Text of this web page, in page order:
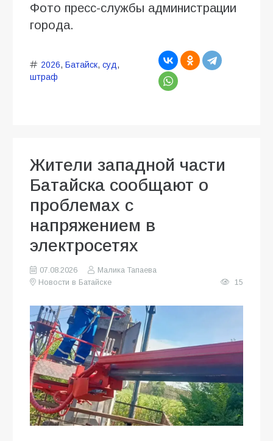
Фото пресс-службы администрации
города.
2026, Батайск, суд,
штраф
Жители западной части
Батайска сообщают о
проблемах с
напряжением в
электросетях
07.08.2026
Малика Тапаева
Новости в Батайске
15